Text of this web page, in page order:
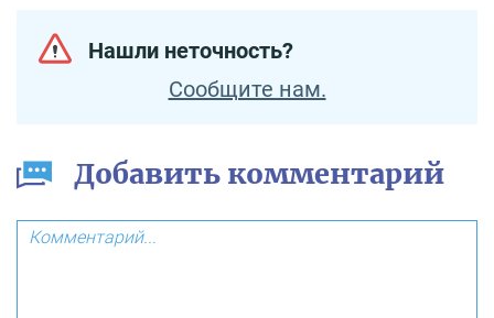
Нашли неточность?
Сообщите нам.
Добавить комментарий